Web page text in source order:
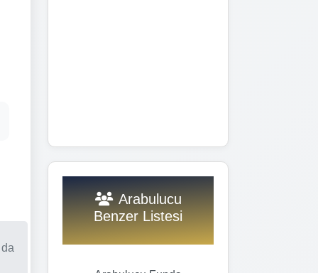
Arabulucu
Benzer Listesi